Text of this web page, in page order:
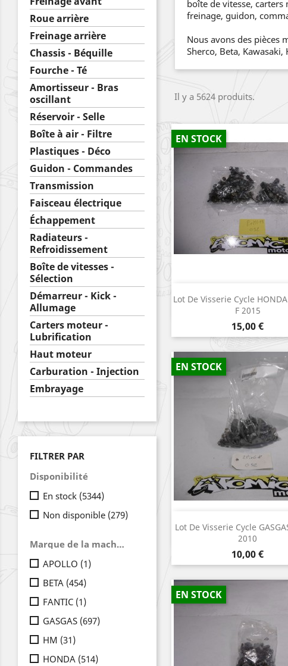
Roue arrière
Freinage arrière
Chassis - Béquille
Fourche - Té
Amortisseur - Bras
oscillant
Réservoir - Selle
Boîte à air - Filtre
Plastiques - Déco
Guidon - Commandes
Transmission
Faisceau électrique
Échappement
Radiateurs -
Refroidissement
Boîte de vitesses -
Sélection
Démarreur - Kick -
Allumage
Carters moteur -
Lubrification
Haut moteur
Carburation - Injection
Embrayage
FILTRER PAR
Disponibilité
En stock (5344)
Non disponible (279)
Marque de la machine
APOLLO (1)
BETA (454)
FANTIC (1)
GASGAS (697)
HM (31)
HONDA (514)
boîte de vitesse,
freinage, guidon,
Nous avons des pièces
Sherco, Beta, Kawasaki,
Il y a 5624 produits.
Lot De Visserie Cycle HONDA
F 2015
Prix
15,00 €
EN STOCK
Aperçu rapide
Lot De Visserie Cycle
2010
Prix
10,00 €
EN STOCK
Aperçu rapide
EN STOCK